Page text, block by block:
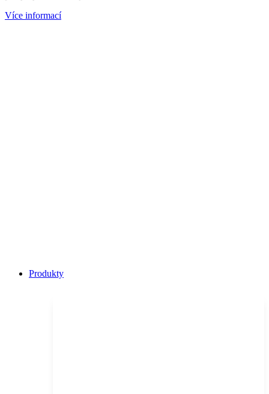
Více informací
Main
Produkty